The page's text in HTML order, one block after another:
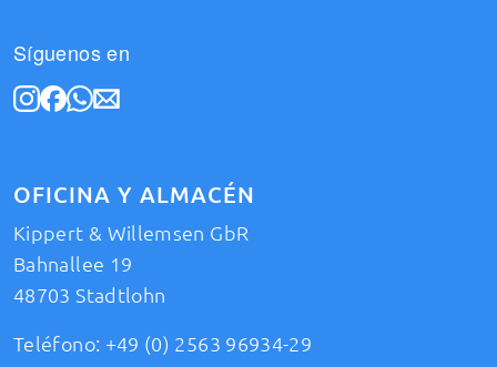
Síguenos en
OFICINA Y ALMACÉN
Kippert & Willemsen GbR
Bahnallee 19
48703 Stadtlohn
Teléfono: +49 (0) 2563 96934-29